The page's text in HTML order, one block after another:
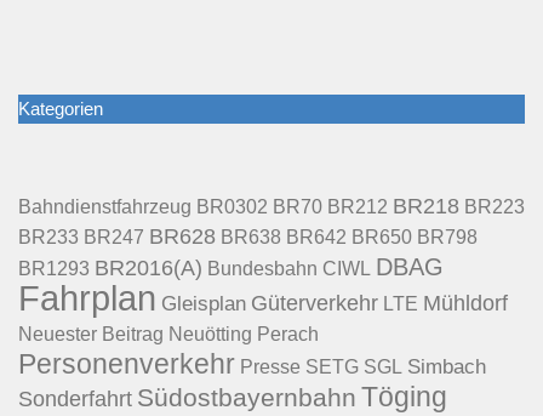
Kategorien
Bahndienstfahrzeug BR0302 BR70 BR212 BR218 BR223
BR233 BR247 BR628 BR638 BR642 BR650 BR798
BR1293 BR2016(A) Bundesbahn CIWL DBAG
Fahrplan Gleisplan Güterverkehr LTE Mühldorf
Neuester Beitrag Neuötting Perach
Personenverkehr Presse SETG SGL Simbach
Sonderfahrt Südostbayernbahn Töging